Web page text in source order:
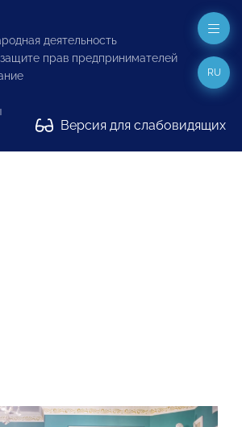
деятельность
прав предпринимателей
Версия для слабовидящих
RU